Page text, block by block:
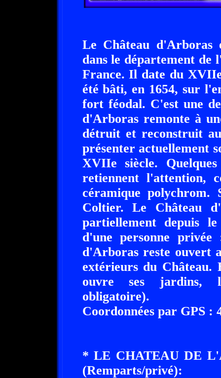
Le Château d'Arboras
dans le département de
France. Il date du
été bâti, en 1654, sur
fort féodal. C'est une
d'Arboras remonte à
détruit et reconstruit
présenter actuellement
XVIIe siècle.
retiennent l'attention,
céramique
Coltier. Le Château
partiellement depuis
d'une personne
d'Arboras reste ouvert
extérieurs du Château.
ouvre ses jardins,
obligatoire).
Coordonnées par GPS :
* LE CHATEAU DE
(Remparts/privé):